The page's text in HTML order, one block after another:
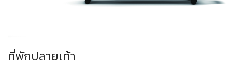
ที่พักปลายเท้า